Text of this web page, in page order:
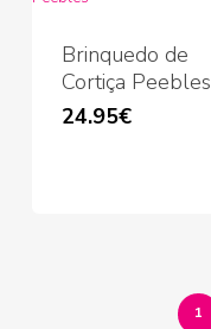
Brinquedo de
Cortiça Peebles
24.95€
1